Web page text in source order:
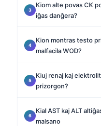
Kiom alte povas CK
iĝas danĝera?
Kion montras testo
malfacila WOD?
Kiuj renaj kaj
prizorgon?
Kial AST kaj ALT
malsano